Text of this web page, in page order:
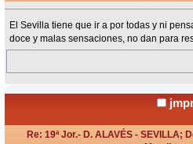
El Sevilla tiene que ir a por todas y ni
doce y malas sensaciones, no dan para
Re: 19ª Jor.- D. ALAVÉS - SEVILLA;